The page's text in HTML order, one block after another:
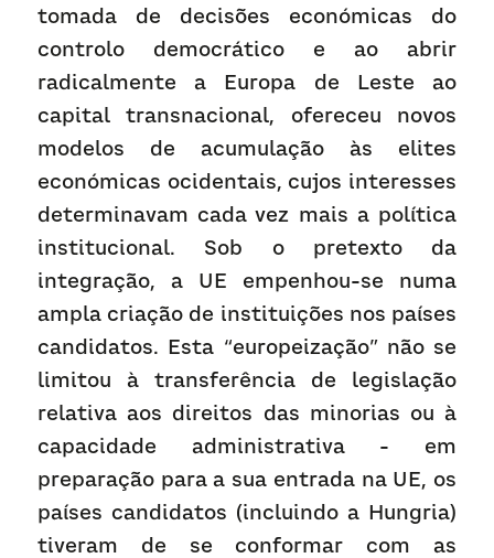
tomada de decisões económicas do
controlo democrático e ao abrir
radicalmente a Europa de Leste ao
capital transnacional, ofereceu novos
modelos de acumulação às elites
económicas ocidentais, cujos interesses
determinavam cada vez mais a política
institucional. Sob o pretexto da
integração, a UE empenhou-se numa
ampla criação de instituições nos países
candidatos. Esta “europeização” não se
limitou à transferência de legislação
relativa aos direitos das minorias ou à
capacidade administrativa - em
preparação para a sua entrada na UE, os
países candidatos (incluindo a Hungria)
tiveram de se conformar com as